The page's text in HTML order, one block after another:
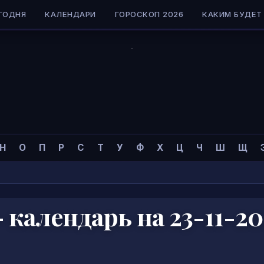
КАЛЕНДАРИ ГОРОСКОП 2026 КАКИМ БУДЕТ
Н О П Р С Т У Ф Х Ц Ч Ш Щ
»
на 23-11-